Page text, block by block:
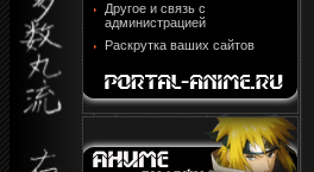
Другое и связь с
администрацией
Раскрутка ваших сайтов